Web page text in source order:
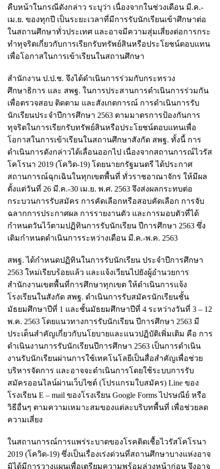
คืบหน้าในกรณีดังกล่าว ระบุว่า เนื่องจากในช่วงเดือน มี.ค.-
เม.ย. ของทุกปี เป็นระยะเวลาที่มีการรับนักเรียนเข้าศึกษาต่อ
ในสถานศึกษาทั่วประเทศ และอาจมีความสุ่มเสี่ยงต่อการกระ
ทำทุจริตเกี่ยวกับการเรียกรับทรัพย์สินหรือประโยชน์ตอบแทน
เพื่อโอกาสในการเข้าเรียนในสถานศึกษา
สำนักงาน ป.ป.ช. จึงได้ดำเนินการร่วมกับกระทรวง
ศึกษาธิการ และ สพฐ. ในการประสานการดำเนินการร่วมกัน
เพื่อตรวจสอบ ติดตาม และสังเกตการณ์ การดำเนินการรับ
นักเรียนประจำปีการศึกษา 2563 ตามมาตรการป้องกันการ
ทุจริตในการเรียกรับทรัพย์สินหรือประโยชน์ตอบแทนเพื่อ
โอกาสในการเข้าเรียนในสถานศึกษาสังกัด สพฐ. ทั้งนี้ การ
ดำเนินการดังกล่าวได้เลื่อนออกไป เนื่องจากสถานการณ์ไวรัส
โคโรนา 2019 (โควิด-19) โดยนายกรัฐมนตรี ได้ประกาศ
สถานการณ์ฉุกเฉินในทุกเขตพื้นที่ ทั่วราชอาณาจักร ให้มีผล
ตั้งแต่วันที่ 26 มี.ค.-30 เม.ย. พ.ศ. 2563 จึงส่งผลกระทบต่อ
กระบวนการรับสมัคร การคัดเลือกหรือสอบคัดเลือก การจับ
ฉลากการประกาศผล การรายงานตัว และการมอบตัวที่ได้
กำหนดวันไว้ตามปฏิทินการรับนักเรียน ปีการศึกษา 2563 ซึ่ง
เดิมกำหนดดำเนินการระหว่างเดือน มี.ค.-พ.ค. 2563
สพฐ. ได้กำหนดปฏิทินในการรับนักเรียน ประจำปีการศึกษา
2563 ใหม่เรียบร้อยแล้ว และแจ้งเวียนไปยังผู้อำนวยการ
สำนักงานเขตพื้นที่การศึกษาทุกเขต ให้ดำเนินการแจ้ง
โรงเรียนในสังกัด สพฐ. ดำเนินการรับสมัครนักเรียนชั้น
มัธยมศึกษาปีที่ 1 และชั้นมัธยมศึกษาปีที่ 4 ระหว่างวันที่ 3 – 12
พ.ค. 2563 โดยแนวทางการรับนักเรียน ปีการศึกษา 2563 มี
ประเด็นสำคัญเกี่ยวกับนโยบายและแนวปฏิบัติเพิ่มเติม คือ การ
ดำเนินงานการรับนักเรียนปีการศึกษา 2563 เป็นการดำเนิน
งานรับนักเรียนผ่านการใช้เทคโนโลยีเป็นสื่อสำคัญเพื่อช่วย
บริหารจัดการ และอาจจะดำเนินการโดยใช้ระบบการรับ
สมัครออนไลน์ผ่านเว็บไซต์ (โปรแกรมใบสมัคร) Line ของ
โรงเรียน E – mail ของโรงเรียน Google Forms ไปรษณีย์ หรือ
วิธีอื่นๆ ตามความเหมาะสมของแต่ละบริบทพื้นที่ เพื่อช่วยลด
ความเสี่ยง
ในสถานการณ์การแพร่ระบาดของโรคติดเชื้อไวรัสโคโรนา
2019 (โควิด-19) ซึ่งเป็นเรื่องเร่งด่วนที่สถานศึกษาบางแห่งอาจ
มิได้มีการวางแผนเพื่อเตรียมความพร้อมล่วงหน้าก่อน จึงอาจ